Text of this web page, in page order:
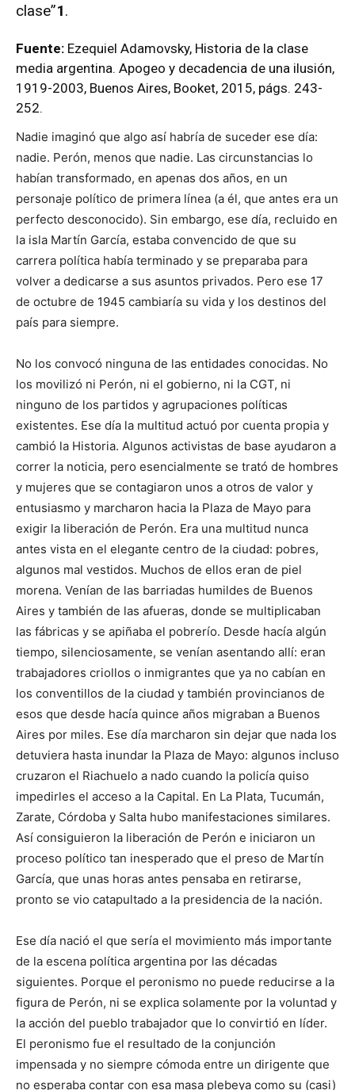
clase”1.
Fuente: Ezequiel Adamovsky, Historia de la clase
media argentina. Apogeo y decadencia de una ilusión,
1919-2003, Buenos Aires, Booket, 2015, págs. 243-
252.
Nadie imaginó que algo así habría de suceder ese día:
nadie. Perón, menos que nadie. Las circunstancias lo
habían transformado, en apenas dos años, en un
personaje político de primera línea (a él, que antes era un
perfecto desconocido). Sin embargo, ese día, recluido en
la isla Martín García, estaba convencido de que su
carrera política había terminado y se preparaba para
volver a dedicarse a sus asuntos privados. Pero ese 17
de octubre de 1945 cambiaría su vida y los destinos del
país para siempre.
No los convocó ninguna de las entidades conocidas. No
los movilizó ni Perón, ni el gobierno, ni la CGT, ni
ninguno de los partidos y agrupaciones políticas
existentes. Ese día la multitud actuó por cuenta propia y
cambió la Historia. Algunos activistas de base ayudaron a
correr la noticia, pero esencialmente se trató de hombres
y mujeres que se contagiaron unos a otros de valor y
entusiasmo y marcharon hacia la Plaza de Mayo para
exigir la liberación de Perón. Era una multitud nunca
antes vista en el elegante centro de la ciudad: pobres,
algunos mal vestidos. Muchos de ellos eran de piel
morena. Venían de las barriadas humildes de Buenos
Aires y también de las afueras, donde se multiplicaban
las fábricas y se apiñaba el pobrerío. Desde hacía algún
tiempo, silenciosamente, se venían asentando allí: eran
trabajadores criollos o inmigrantes que ya no cabían en
los conventillos de la ciudad y también provincianos de
esos que desde hacía quince años migraban a Buenos
Aires por miles. Ese día marcharon sin dejar que nada los
detuviera hasta inundar la Plaza de Mayo: algunos incluso
cruzaron el Riachuelo a nado cuando la policía quiso
impedirles el acceso a la Capital. En La Plata, Tucumán,
Zarate, Córdoba y Salta hubo manifestaciones similares.
Así consiguieron la liberación de Perón e iniciaron un
proceso polí­tico tan inesperado que el preso de Martín
García, que unas horas antes pensaba en retirarse,
pronto se vio catapultado a la presidencia de la nación.
Ese día nació el que sería el movimiento más importante
de la escena política argentina por las décadas
siguientes. Porque el peronismo no puede reducirse a la
figura de Perón, ni se explica solamente por la voluntad y
la acción del pueblo trabajador que lo convirtió en líder.
El peronismo fue el resultado de la conjunción
impensada y no siempre cómoda entre un dirigente que
no esperaba contar con esa masa plebeya como su (casi)